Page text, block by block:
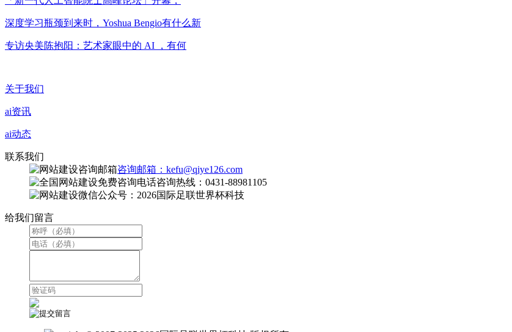
深度学习瓶颈到来时，Yoshua Bengio有什么新
专访央美陈抱阳：艺术家眼中的 AI ，有何
关于我们
ai资讯
ai动态
联系我们
咨询邮箱：kefu@qiye126.com
咨询热线：0431-88981105
微信公众号：2026国际足联世界杯科技
给我们留言